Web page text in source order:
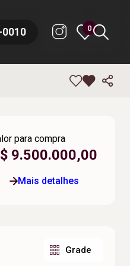
0010 0
0010 0
para compra
9.500.000,00
Mais detalhes
Grade